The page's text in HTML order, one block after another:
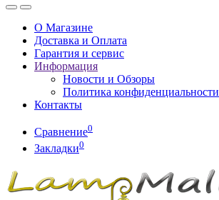
О Магазине
Доставка и Оплата
Гарантия и сервис
Информация
Новости и Обзоры
Политика конфиденциальности
Контакты
Сравнение0
Закладки0